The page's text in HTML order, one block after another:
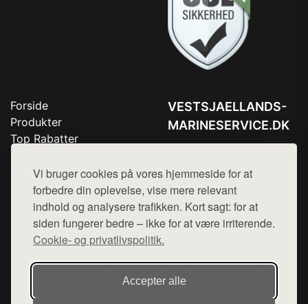
Vi bruger cookies på vores hjemmeside for at
forbedre din oplevelse, vise mere relevant
indhold og analysere trafikken. Kort sagt: for at
siden fungerer bedre – ikke for at være irriterende.
Cookie- og privatlivspolitik.
Accepter alle
Forside
Produkter
Top Rabatter
Kontakt
VESTSJAELLANDS-
MARINESERVICE.DK
Mail:hej@want.dk
Cookie- og privatlivspolitik
Denne side er en del af want.dk, der udgiver en række
hjemmesider med præsentation af forskellige produkter fra
diverse webshops. Der sælges ikke varer fra denne side - vi